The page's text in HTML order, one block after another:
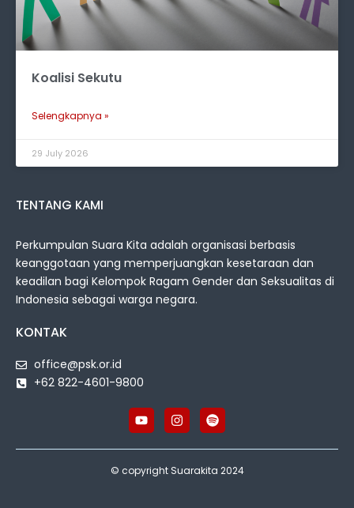
Koalisi Sekutu
Selengkapnya »
29 July 2026
TENTANG KAMI
Perkumpulan Suara Kita adalah organisasi berbasis
keanggotaan yang memperjuangkan kesetaraan dan
keadilan bagi Kelompok Ragam Gender dan Seksualitas di
Indonesia sebagai warga negara.
KONTAK
office@psk.or.id
+62 822-4601-9800
© copyright Suarakita 2024